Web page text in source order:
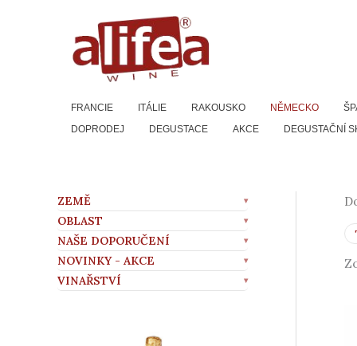
FRANCIE ITÁLIE RAKOUSKO NĚMECKO
DOPRODEJ
DEGUSTACE AKCE DEGUSTAČNÍ
ZEMĚ
OBLAST
NAŠE DOPORUČENÍ
NOVINKY - AKCE
VINAŘSTVÍ